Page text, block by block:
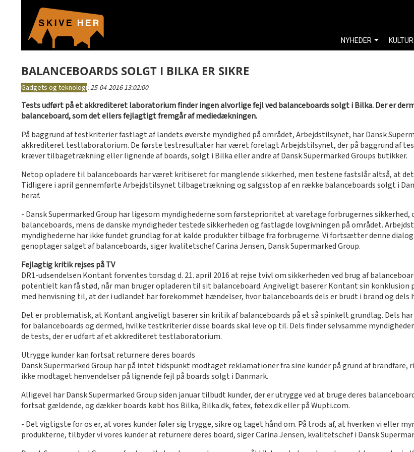
BALANCEBOARDS SOLGT I BILKA ER SIKRE
Gadgets og teknologi:25-04-2016 13:02:00
Tests udført på et akkrediteret laboratorium finder ingen alvorlige fejl ved balanceboards solgt i Bilka. Der er
balanceboard, som det ellers fejlagtigt fremgår af mediedækningen.
På baggrund af testkriterier fastlagt af landets øverste myndighed på området, Arbejdstilsynet, har Dansk
akkrediteret testlaboratorium. De første testresultater har været forelagt Arbejdstilsynet, der på baggrund af
kræver tilbagetrækning eller lignende af boards, solgt i Bilka eller andre af Dansk Supermarked Groups butikker.
Netop opladere til balanceboards har været kritiseret for manglende sikkerhed, men testene fastslår altså, at
Tidligere i april gennemførte Arbejdstilsynet tilbagetrækning og salgsstop af en række balanceboards solgt i
heraf.
- Dansk Supermarked Group har ligesom myndighederne som førsteprioritet at varetage forbrugernes
balanceboards, mens de danske myndigheder testede sikkerheden og fastlagde lovgivningen på området.
myndighederne har ikke fundet grundlag for at kalde produkter tilbage fra forbrugerne. Vi fortsætter denne
genoptager salget af balanceboards, siger kvalitetschef Carina Jensen, Dansk Supermarked Group.
Fejlagtig kritik rejses på TV
DR1-udsendelsen Kontant forventes torsdag d. 21. april 2016 at rejse tvivl om sikkerheden ved brug af
potentielt kan få stød, når man bruger opladeren til sit balanceboard. Angiveligt baserer Kontant sin
med henvisning til, at der i udlandet har forekommet hændelser, hvor balanceboards dels er brudt i brand og dels
Det er problematisk, at Kontant angiveligt baserer sin kritik af balanceboards på et så spinkelt grundlag. Dels
for balanceboards og dermed, hvilke testkriterier disse boards skal leve op til. Dels finder selvsamme
de tests, der er udført af et akkrediteret testlaboratorium.
Utrygge kunder kan fortsat returnere deres boards
Dansk Supermarked Group har på intet tidspunkt modtaget reklamationer fra sine kunder på grund af
ikke modtaget henvendelser på lignende fejl på boards solgt i Danmark.
Alligevel har Dansk Supermarked Group siden januar tilbudt kunder, der er utrygge ved at bruge deres
fortsat gældende, og dækker boards købt hos Bilka, Bilka.dk, føtex, føtex.dk eller på Wupti.com.
- Det vigtigste for os er, at vores kunder føler sig trygge, sikre og taget hånd om. På trods af, at hverken vi eller
produkterne, tilbyder vi vores kunder at returnere deres board, siger Carina Jensen, kvalitetschef i Dansk
NYHEDER KULTUR